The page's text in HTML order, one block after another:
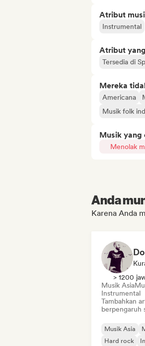
Atribut
Instrumental
Atribut
Tersedia di
Mereka
Americana
Musik folk
Musik yang
Menolak
Anda
Karena Anda
> 1200
Musik Asia
Instrumental
Tambahkan
berpengaruh
Musik Asia
Hard rock